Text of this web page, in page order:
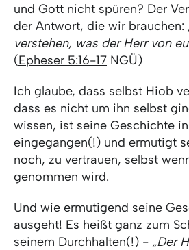
und Gott nicht spüren? Der
der Antwort, die wir brauchen:
verstehen, was der Herr von
(Epheser 5:16-17 NGÜ)
Ich glaube, dass selbst Hiob
dass es nicht um ihn selbst
wissen, ist seine Geschichte
eingegangen(!) und ermutigt
noch, zu vertrauen, selbst
genommen wird.
Und wie ermutigend seine
ausgeht! Es heißt ganz zum
seinem Durchhalten(!) - „Der